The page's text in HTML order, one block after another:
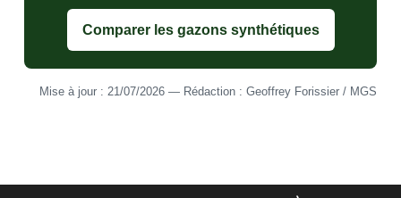
Comparer les gazons synthétiques
Mise à jour : 21/07/2026 — Rédaction : Geoffrey Forissier / MGS